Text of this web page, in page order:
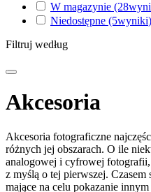
W magazynie (28
Niedostępne (5wyniki)
Filtruj według
Akcesoria
Akcesoria fotograficzne
różnych jej obszarach. O ile
analogowej i cyfrowej
z myślą o tej pierwszej. Czasem
mające na celu pokazanie innym